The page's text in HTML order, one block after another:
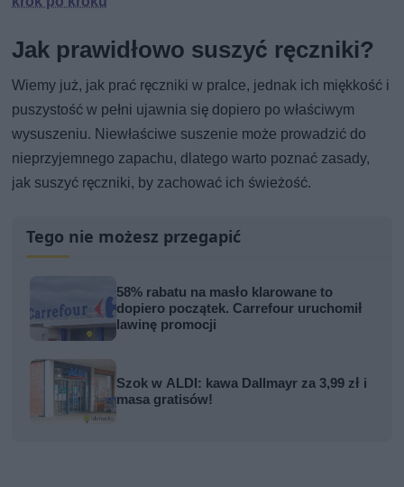
Jak prawidłowo suszyć ręczniki?
Wiemy już, jak prać ręczniki w pralce, jednak ich miękkość i
puszystość w pełni ujawnia się dopiero po właściwym
wysuszeniu. Niewłaściwe suszenie może prowadzić do
nieprzyjemnego zapachu, dlatego warto poznać zasady,
jak suszyć ręczniki, by zachować ich świeżość.
Tego nie możesz przegapić
58% rabatu na masło klarowane to
dopiero początek. Carrefour uruchomił
lawinę promocji
Szok w ALDI: kawa Dallmayr za 3,99 zł i
masa gratisów!